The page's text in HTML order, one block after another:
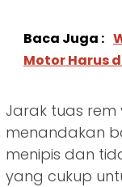
Baca Juga :
Motor Harus
Jarak tuas
menandakan
menipis dan
yang cukup